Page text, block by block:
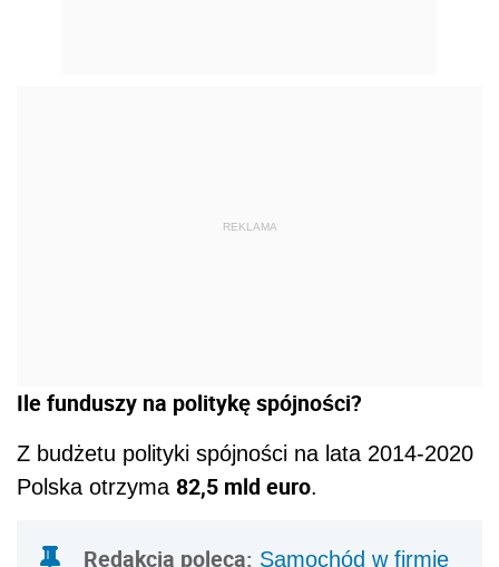
REKLAMA
Ile funduszy na politykę spójności?
Z budżetu polityki spójności na lata 2014-2020
Polska otrzyma 82,5 mld euro.
Redakcja poleca: Samochód w firmie